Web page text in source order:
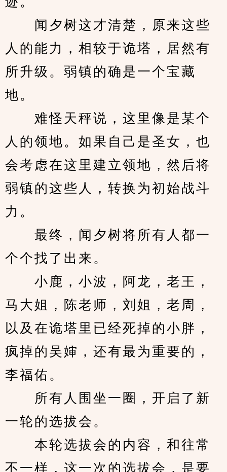
闻夕树这才清楚，原来这些
人的能力，相较于诡塔，居然有
所升级。弱镇的确是一个宝藏
地。
难怪天秤说，这里像是某个
人的领地。如果自己是圣女，也
会考虑在这里建立领地，然后将
弱镇的这些人，转换为初始战斗
力。
最终，闻夕树将所有人都一
个个找了出来。
小鹿，小波，阿龙，老王，
马大姐，陈老师，刘姐，老周，
以及在诡塔里已经死掉的小胖，
疯掉的吴婶，还有最为重要的，
李福佑。
所有人围坐一圈，开启了新
一轮的选拔会。
本轮选拔会的内容，和往常
不一样，这一次的选拔会，是要